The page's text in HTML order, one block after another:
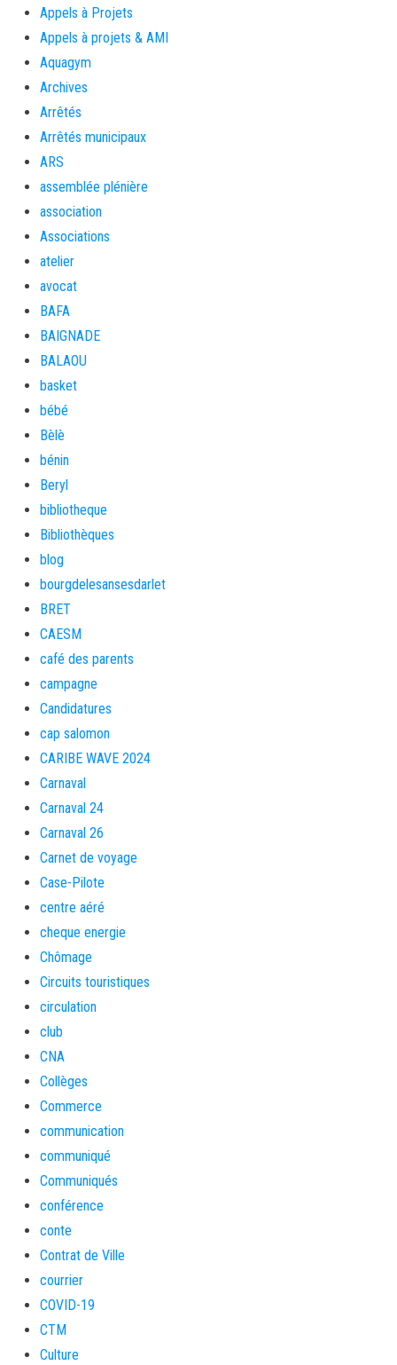
Appels à Projets
Appels à projets & AMI
Aquagym
Archives
Arrêtés
Arrêtés municipaux
ARS
assemblée plénière
association
Associations
atelier
avocat
BAFA
BAIGNADE
BALAOU
basket
bébé
Bèlè
bénin
Beryl
bibliotheque
Bibliothèques
blog
bourgdelesansesdarlet
BRET
CAESM
café des parents
campagne
Candidatures
cap salomon
CARIBE WAVE 2024
Carnaval
Carnaval 24
Carnaval 26
Carnet de voyage
Case-Pilote
centre aéré
cheque energie
Chômage
Circuits touristiques
circulation
club
CNA
Collèges
Commerce
communication
communiqué
Communiqués
conférence
conte
Contrat de Ville
courrier
COVID-19
CTM
Culture